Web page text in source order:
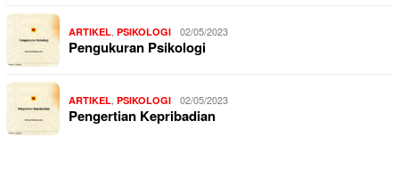
ARTIKEL, PSIKOLOGI 02/05/2023
Pengukuran Psikologi
ARTIKEL, PSIKOLOGI 02/05/2023
Pengertian Kepribadian